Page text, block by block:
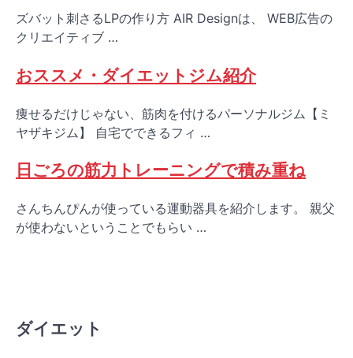
ズバット刺さるLPの作り方 AIR Designは、 WEB広告の
クリエイティブ …
おススメ・ダイエットジム紹介
痩せるだけじゃない、筋肉を付けるパーソナルジム【ミ
ヤザキジム】 自宅でできるフィ …
日ごろの筋力トレーニングで積み重ね
さんちんぴんが使っている運動器具を紹介します。 親父
が使わないということでもらい …
ダイエット